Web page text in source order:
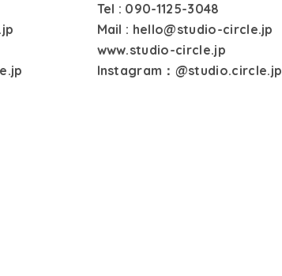
Tel : 090-1125-3048
Mail : hello@studio-circle.jp
www.studio-circle.jp
Instagram： @studio.circle.jp